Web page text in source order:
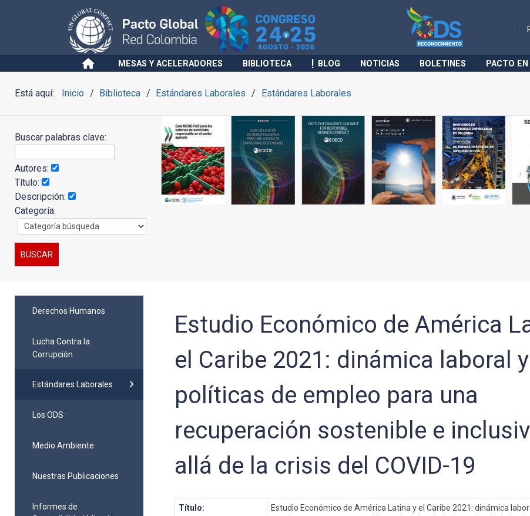
MESAS Y ACELERADORES BIBLIOTECA BLOG NOTICIAS BOLETINES PACTO
Está aquí: Inicio Biblioteca Estándares Laborales Estándares Laborales
Buscar palabras clave:
Autores:
Título:
Descripción:
Categoría:
Derechos Humanos
Lucha Contra la
Corrupción
Estándares Laborales
Los ODS
Medio Ambiente
Nuestras Publicaciones
Informes de
Estudio Económico de América
el Caribe 2021: dinámica laboral y
políticas de empleo para una
recuperación sostenible e
allá de la crisis del COVID-19
Título:
Estudio Económico de América Latina y el Caribe 2021: dinámica